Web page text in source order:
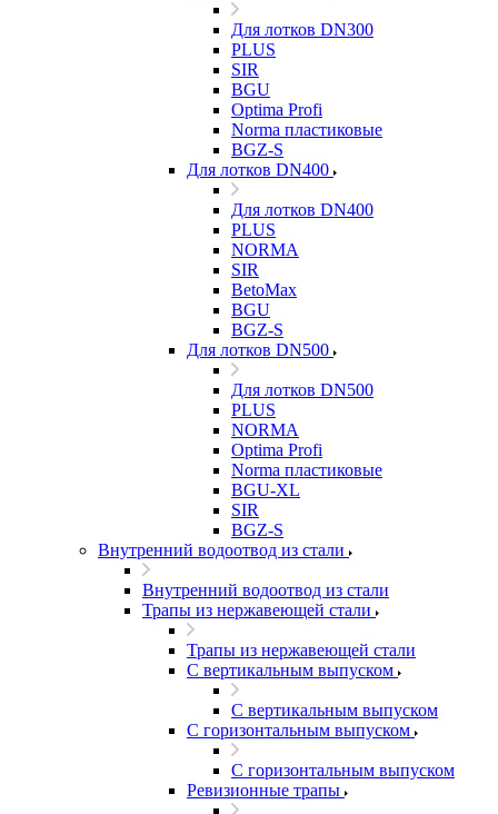
Для лотков DN300
PLUS
SIR
BGU
Optima Profi
Norma пластиковые
BGZ-S
Для лотков DN400
Для лотков DN400
PLUS
NORMA
SIR
BetoMax
BGU
BGZ-S
Для лотков DN500
Для лотков DN500
PLUS
NORMA
Optima Profi
Norma пластиковые
BGU-XL
SIR
BGZ-S
Внутренний водоотвод из стали
Внутренний водоотвод из стали
Трапы из нержавеющей стали
Трапы из нержавеющей стали
С вертикальным выпуском
С вертикальным выпуском
С горизонтальным выпуском
С горизонтальным выпуском
Ревизионные трапы